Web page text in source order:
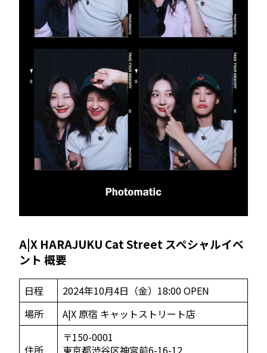
A|X HARAJUKU Cat Streetスペシャルイベ
ント 概要
日程
2024年10月4日（金）18:00 OPEN
場所
A|X 原宿 キャットストリート店
住所
〒150-0001
東京都渋谷区神宮前6-16-12